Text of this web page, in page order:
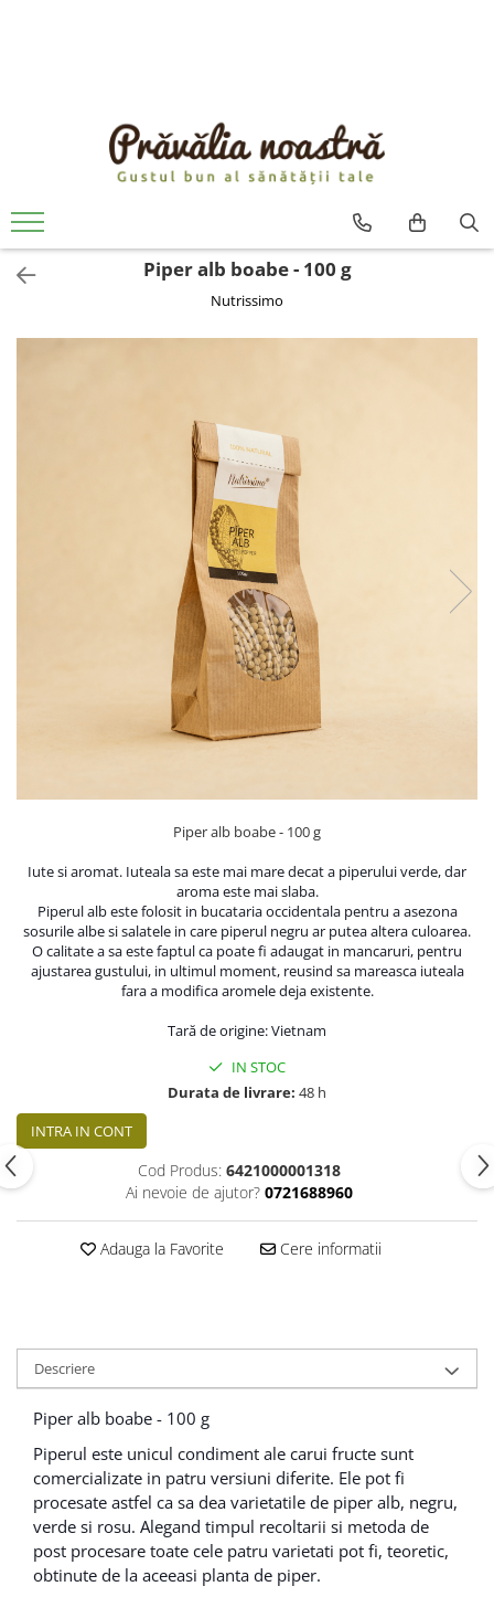
ULEIURI ȘI UNTURI
MĂSLINE
NUCI ȘI SEMINȚE
FRUCTE DESHIDRATATE
ÎNDULCITORI NATURALI / MIERE
BĂUTURI / LAPTE VEGETAL
CREME ȘI PASTE TARTINABILE
PRODUSE ROMÂNEȘTI
REMEDII NATURISTE
TOATE PRODUSELE
Piper alb boabe - 100 g
Nutrissimo
Piper alb boabe - 100 g
Iute si aromat. Iuteala sa este mai mare decat a piperului verde, dar
aroma este mai slaba.
Piperul alb este folosit in bucataria occidentala pentru a asezona
sosurile albe si salatele in care piperul negru ar putea altera culoarea.
O calitate a sa este faptul ca poate fi adaugat in mancaruri, pentru
ajustarea gustului, in ultimul moment, reusind sa mareasca iuteala
fara a modifica aromele deja existente.
Tară de origine: Vietnam
IN STOC
Durata de livrare: 48 h
INTRA IN CONT
Cod Produs: 6421000001318
Ai nevoie de ajutor? 0721688960
Adauga la Favorite Cere informatii
Descriere
Piper alb boabe - 100 g
Piperul este unicul condiment ale carui fructe sunt
comercializate in patru versiuni diferite. Ele pot fi
procesate astfel ca sa dea varietatile de piper alb, negru,
verde si rosu. Alegand timpul recoltarii si metoda de
post procesare toate cele patru varietati pot fi, teoretic,
obtinute de la aceeasi planta de piper.